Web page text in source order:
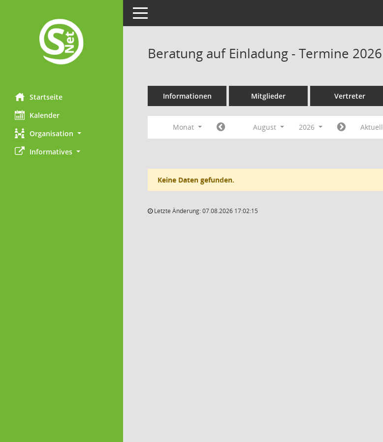
Startseite
Kalender
Organisation
Informatives
Toggle navigation
Beratung auf Einladung - Termine 2026
Informationen Mitglieder Vertreter
Monat August 2026 Aktuell
Keine Daten gefunden.
Letzte Änderung: 07.08.2026 17:02:15